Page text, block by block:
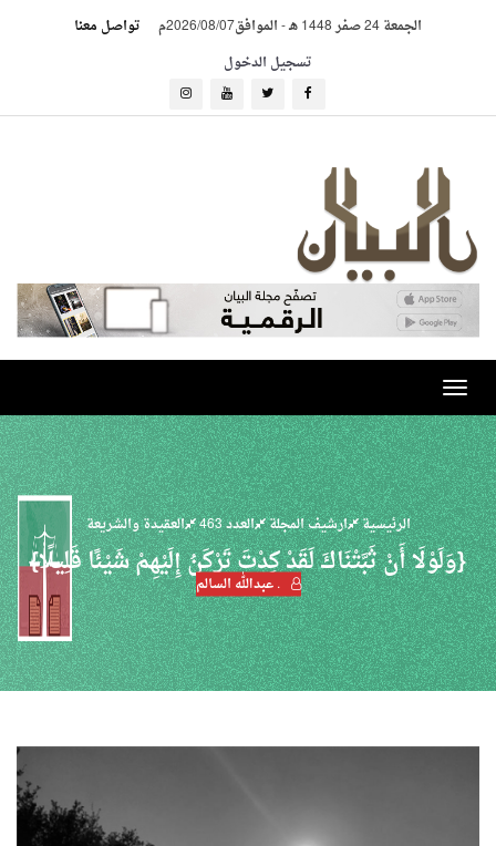
الجمعة 24 صفر 1448 هـ -الموافق2026/08/07م
تواصل معنا
تسجيل الدخول
Toggle
navigation
الرئيسية ارشيف المجلة العدد 463 العقيدة والشريعة
{وَلَوْلَا أَنْ ثَبَّتْنَاكَ لَقَدْ كِدْتَ تَرْكَنُ إِلَيْهِمْ شَيْئًا قَلِيلًا}
. عبدالله السالم